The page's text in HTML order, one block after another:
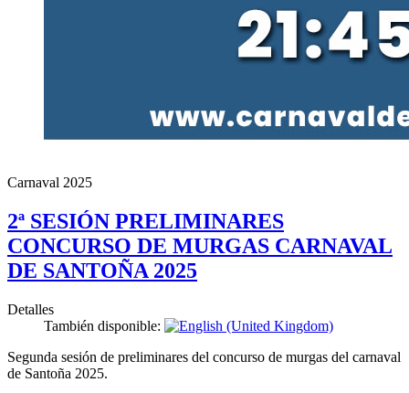
Carnaval 2025
2ª SESIÓN PRELIMINARES
CONCURSO DE MURGAS CARNAVAL
DE SANTOÑA 2025
Detalles
También disponible:
Segunda sesión de preliminares del concurso de murgas del carnaval
de Santoña 2025.